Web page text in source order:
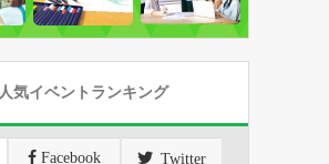
人気イベントランキング
Facebook Twitter